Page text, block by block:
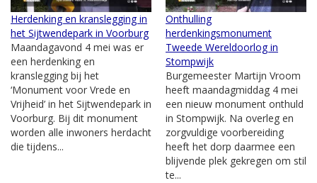
Herdenking en kranslegging in
het Sijtwendepark in Voorburg
Maandagavond 4 mei was er
een herdenking en
kranslegging bij het
‘Monument voor Vrede en
Vrijheid’ in het Sijtwendepark in
Voorburg. Bij dit monument
worden alle inwoners herdacht
die tijdens...
Onthulling
herdenkingsmonument
Tweede Wereldoorlog in
Stompwijk
Burgemeester Martijn Vroom
heeft maandagmiddag 4 mei
een nieuw monument onthuld
in Stompwijk. Na overleg en
zorgvuldige voorbereiding
heeft het dorp daarmee een
blijvende plek gekregen om stil
te...